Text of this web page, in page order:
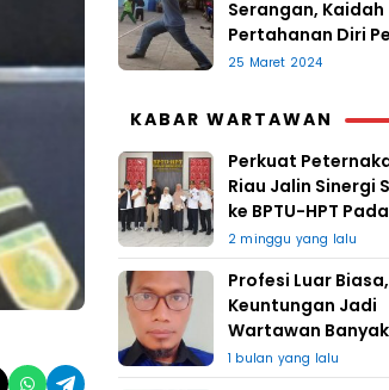
Serangan, Kaidah
Pertahanan Diri
Sugesti
25 Maret 2024
KABAR WARTAWAN
Perkuat
Riau Jalin Sinergi
ke BPTU-HPT
Mengatas
2 minggu yang lalu
Profesi Luar
Keuntungan Jadi
Wartawan
Takut
1 bulan yang lalu